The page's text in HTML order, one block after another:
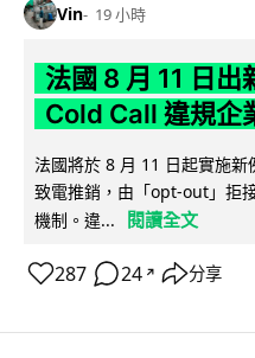
Vin 19 小時
法國 8 月 11 日出
Cold Call 違規企
法國將於 8 月 11 日起實施
致電推銷，由「opt-out」拒
機制。違...
閱讀全文
287 24 ↗ 分享